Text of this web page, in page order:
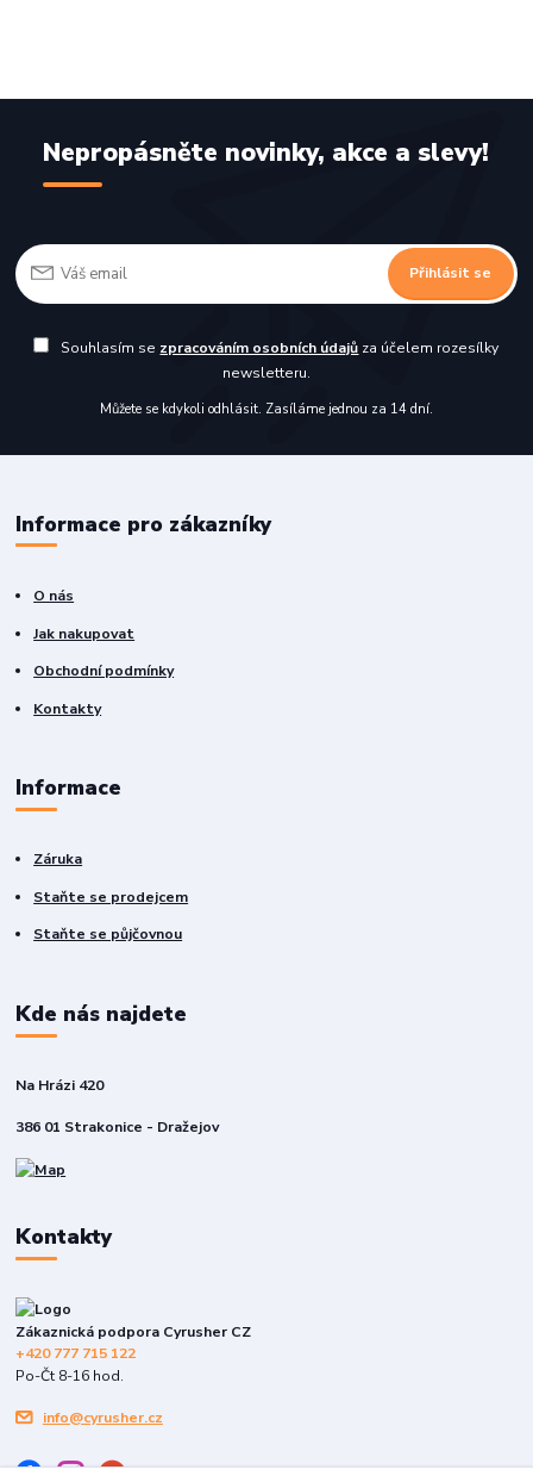
Nepropásněte novinky, akce a slevy!
Přihlásit se
Souhlasím se zpracováním osobních údajů za účelem rozesílky
newsletteru.
Můžete se kdykoli odhlásit. Zasíláme jednou za 14 dní.
Informace pro zákazníky
O nás
Jak nakupovat
Obchodní podmínky
Kontakty
Informace
Záruka
Staňte se prodejcem
Staňte se půjčovnou
Kde nás najdete
Na Hrázi 420
386 01 Strakonice - Dražejov
Kontakty
Zákaznická podpora Cyrusher CZ
+420 777 715 122
Po-Čt 8-16 hod.
info@cyrusher.cz